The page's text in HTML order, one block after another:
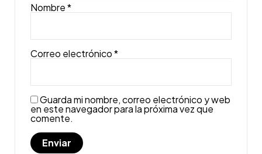
Nombre*
Correo electrónico*
Guarda mi nombre, correo electrónico y web
en este navegador para la próxima vez que
comente.